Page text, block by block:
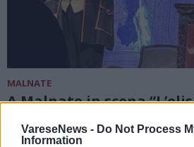
VareseNews - Do Not Process
Information
MALNATE
A Malnate in scena
Gaetano Donizetti